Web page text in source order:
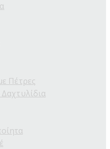
Πέτρες